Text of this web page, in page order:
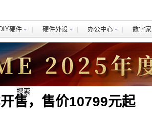
DIY硬件 硬件外设 办公中心 数字
售，售价10799元起